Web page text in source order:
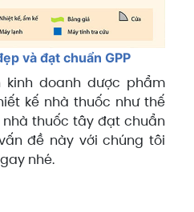
và đạt chuẩn GPP
doanh dược phẩm
kế nhà thuốc như thế
thuốc tây đạt chuẩn
đề này với chúng tôi
nhé.